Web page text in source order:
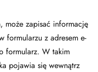
może zapisać informację
formularzu z adresem e-
formularz. W takim
pojawia się wewnątrz